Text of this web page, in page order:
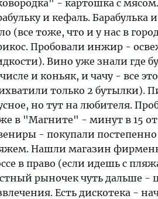
- картошка с
и кефаль.
(все тоже, что и у нас в
Пробовали инжир -
Вино уже знали где
и коньяк, и чачу - все
только 2 бутылки).
но тут на любителя.
в "Магните" - минут в 15
- покупали
Нашли магазин
в право (если идешь с
рыночек чуть дальше -
Есть дискотека -